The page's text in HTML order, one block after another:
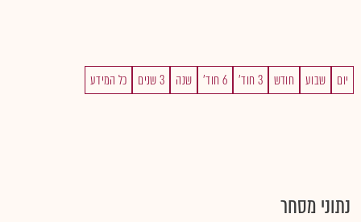
יום שבוע חודש 3 חוד' 6 חוד' שנה 3 שנים כל המידע
נתוני מסחר